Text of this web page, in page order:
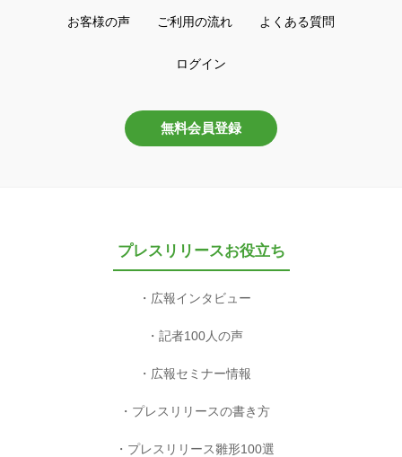
お客様の声 ご利用の流れ よくある質問
ログイン
無料会員登録
プレスリリースお役立ち
広報インタビュー
記者100人の声
広報セミナー情報
プレスリリースの書き方
プレスリリース雛形100選